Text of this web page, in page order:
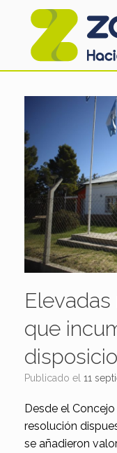
que
Publicado el 11
Desde el
resolución
se añadieron